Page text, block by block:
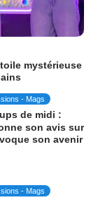
mystérieuse
- Mags
de midi :
son avis sur
son avenir
- Mags